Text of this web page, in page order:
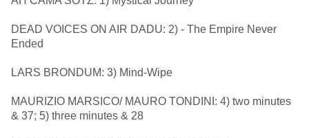
DEAD VOICES ON AIR DADU: 2) - The Empire Never
Ended
LARS BRONDUM: 3) Mind-Wipe
MAURIZIO MARSICO/ MAURO TONDINI: 4) two minutes
& 37; 5) three minutes & 28